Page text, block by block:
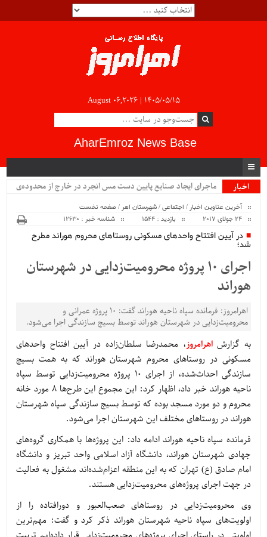
August 06,2026 | ۱۴۰۵/۰۵/۱۵
AharEmroz News Base
اخبار
ماجرای ایجاد صنایع پایین دست مس انجرد در خارج از محدوده‌ی
آخرین عناوین اخبار / اجتماعی/شهرستان اهر /صفحه نخست
24 جولای 2017
بازدید : 1544 شناسه خبر : 12630
در آیین افتتاح واحدهای مسکونی روستاهای محروم هوراند مطرح
شد؛
اجرای 10 پروژه محرومیت‌زدایی در شهرستان
هوراند
اهرامروز: فرمانده سپاه ناحیه هوراند گفت: 10 پروژه عمرانی و
محرومیت‌زدایی در شهرستان هوراند توسط بسیج سازندگی اجرا می‌شود.
به گزارشاهرامروز، محمدرضا سلطان‌زاده در آیین افتتاح واحدهای
مسکونی در روستاهای محروم شهرستان هوراند که به همت بسیج
سازندگی احداث‌شده، از اجرای 10 پروژه محرومیت‌زدایی توسط سپاه
ناحیه هوراند خبر داد، اظهار کرد: این مجموع این طرح‌ها 8 مورد خانه
محروم و دو مورد مسجد بوده که توسط بسیج سازندگی سپاه شهرستان
هوراند در روستاهای مختلف این شهرستان اجرا می‌شود.
فرمانده سپاه ناحیه هوراند ادامه داد: این پروژه‌ها با همکاری گروه‌های
جهادی شهرستان هوراند، دانشگاه آزاد اسلامی واحد تبریز و دانشگاه
امام صادق (ع) تهران که به این منطقه اعزام‌شده‌اند مشغول به فعالیت
در جهت اجرای پروژه‌های محرومیت‌زدایی هستند.
وی محرومیت‌زدایی در روستاهای صعب‌العبور و دورافتاده را از
اولویت‌های سپاه ناحیه شهرستان هوراند ذکر کرد و گفت: مهم‌ترین